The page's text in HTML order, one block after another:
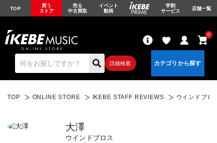
TOP
買う
ストア
売る
中古買取
イベント
動画
学割
サービス
店舗一覧
詳細検索
0
TOP ONLINE STORE IKEBE STAFF REVIEWS ウインドブロ
大澤
ウインドブロス